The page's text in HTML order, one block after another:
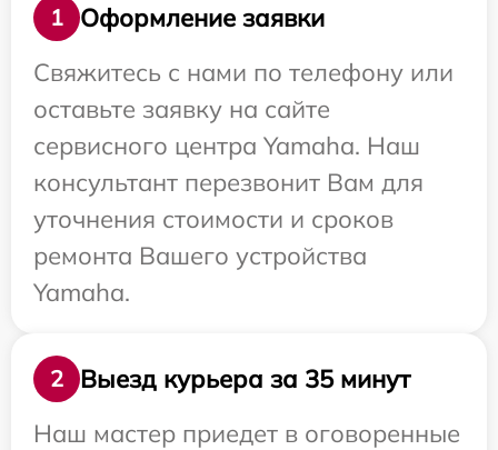
1
Оформление заявки
Свяжитесь с нами по телефону или
оставьте заявку на сайте
сервисного центра Yamaha. Наш
консультант перезвонит Вам для
уточнения стоимости и сроков
ремонта Вашего устройства
Yamaha.
2
Выезд курьера за 35 минут
Наш мастер приедет в оговоренные